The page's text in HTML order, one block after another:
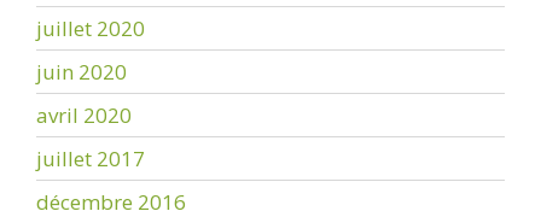
juillet 2020
juin 2020
avril 2020
juillet 2017
décembre 2016